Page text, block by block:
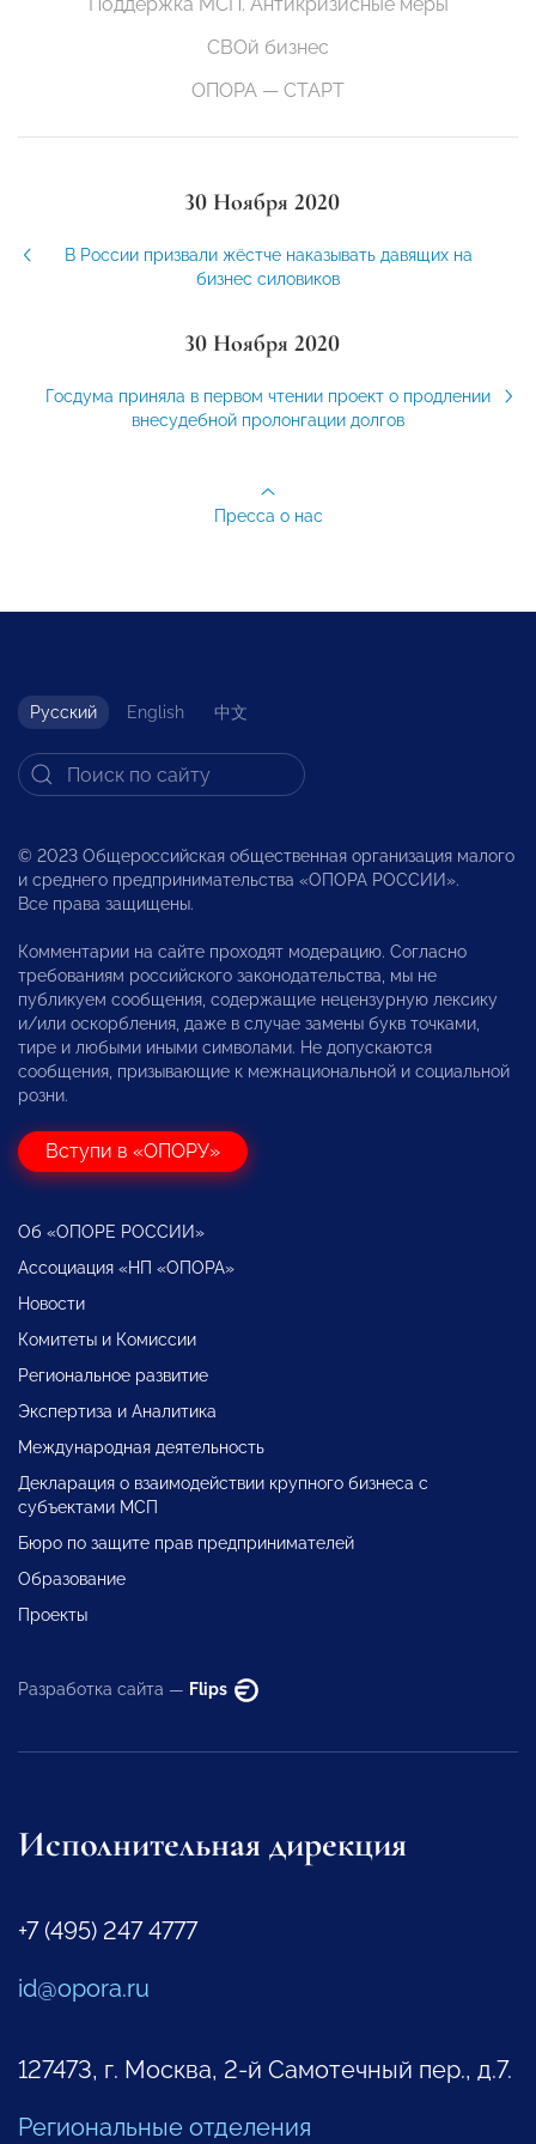
СВОй бизнес
ОПОРА — СТАРТ
30 Ноября 2020
В России призвали жёстче наказывать давящих на
бизнес силовиков
30 Ноября 2020
Госдума приняла в первом чтении проект о продлении
внесудебной пролонгации долгов
Пресса о нас
Русский English 中文
© 2023 Общероссийская общественная организация малого
и среднего предпринимательства «ОПОРА РОССИИ».
Все права защищены.
Комментарии на сайте проходят модерацию. Согласно
требованиям российского законодательства, мы не
публикуем сообщения, содержащие нецензурную лексику
и/или оскорбления, даже в случае замены букв точками,
тире и любыми иными символами. Не допускаются
сообщения, призывающие к межнациональной и социальной
розни.
Вступи в «ОПОРУ»
Об «ОПОРЕ РОССИИ»
Ассоциация «НП «ОПОРА»
Новости
Комитеты и Комиссии
Региональное развитие
Экспертиза и Аналитика
Международная деятельность
Декларация о взаимодействии крупного бизнеса с
субъектами МСП
Бюро по защите прав предпринимателей
Образование
Проекты
Разработка сайта — Flips
Исполнительная дирекция
+7 (495) 247 4777
id@opora.ru
127473, г. Москва, 2-й Самотечный пер., д.7.
Региональные отделения